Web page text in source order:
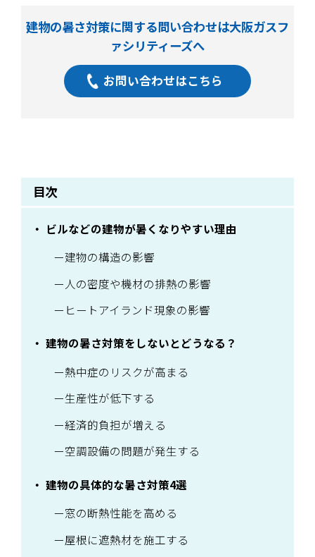
建物の暑さ対策に関する問い合わせは大阪ガスフ
ァシリティーズへ
お問い合わせはこちら
目次
ビルなどの建物が暑くなりやすい理由
建物の構造の影響
人の密度や機材の排熱の影響
ヒートアイランド現象の影響
建物の暑さ対策をしないとどうなる？
熱中症のリスクが高まる
生産性が低下する
経済的負担が増える
空調設備の問題が発生する
建物の具体的な暑さ対策4選
窓の断熱性能を高める
屋根に遮熱材を施工する